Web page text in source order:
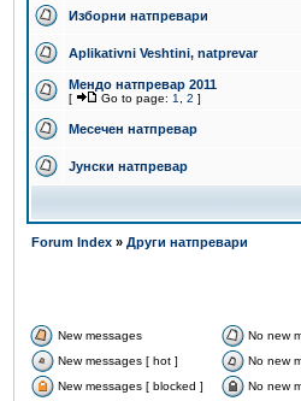
Изборни натпревари
Aplikativni Veshtini, natprevar
Мендо натпревар 2011
[ Go to page: 1 2 ]
Месечен натпревар
Јунски натпревар
Forum Index » Други натпревари
New messages No new
New messages [ hot ]
No new
New messages [ blocked ]
No new